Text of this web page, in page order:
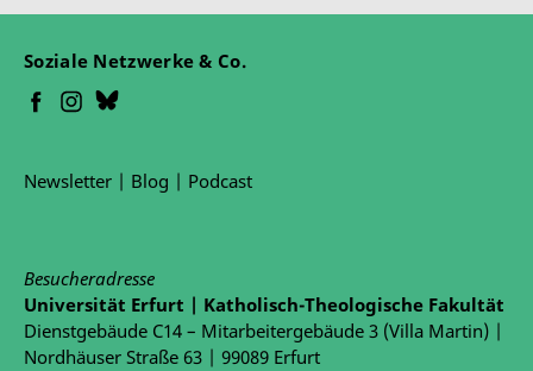
Soziale Netzwerke & Co.
Newsletter | Blog | Podcast
Besucheradresse
Universität Erfurt | Katholisch-Theologische Fakultät
Dienstgebäude C14 – Mitarbeitergebäude 3 (Villa Martin) |
Nordhäuser Straße 63 | 99089 Erfurt